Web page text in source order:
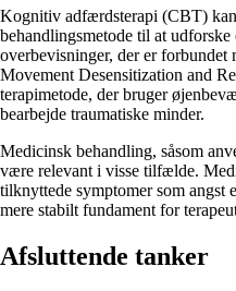
Kognitiv adfærdsterapi (CBT)
behandlingsmetode til at
overbevisninger, der er
Movement Desensitization and
terapimetode, der bruger
bearbejde traumatiske minder.
Medicinsk behandling, såsom
være relevant i visse tilfælde.
tilknyttede symptomer som angst
mere stabilt fundament for
Afsluttende tanker